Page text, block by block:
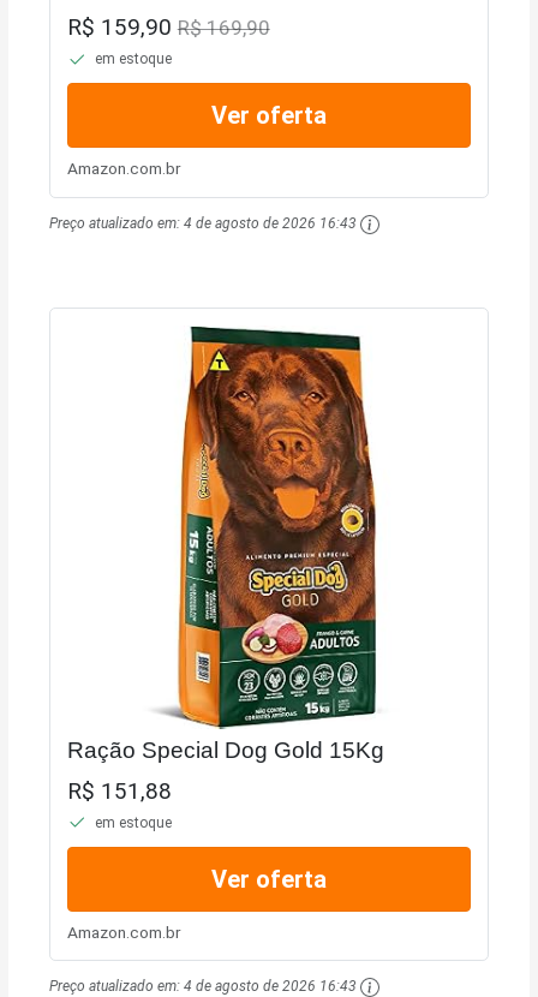
R$ 159,90R$ 169,90
em estoque
Ver oferta
Amazon.com.br
Preço atualizado em:4 de agosto de 2026 16:43
Ração Special Dog Gold 15Kg
R$ 151,88
em estoque
Ver oferta
Amazon.com.br
Preço atualizado em:4 de agosto de 2026 16:43